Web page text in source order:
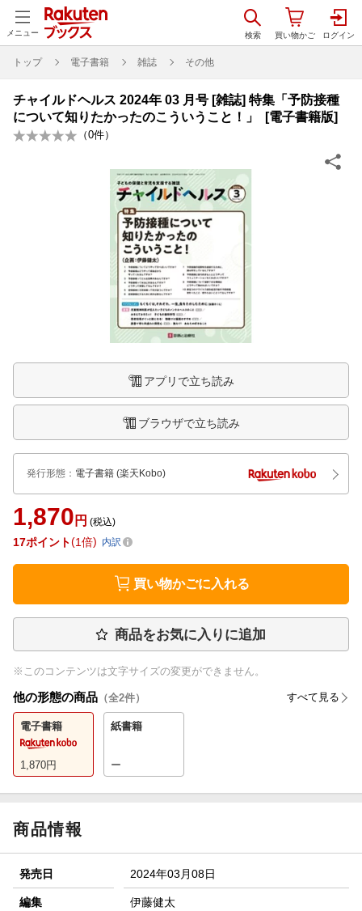
メニュー
トップ 電子書籍 雑誌 その他
チャイルドヘルス 2024年 03 月号 [雑誌] 特集「予防接種
について知りたかったのこういうこと！」 [電子書籍版]
（0件）
アプリで立ち読み
ブラウザで立ち読み
発行形態 ： 電子書籍 (楽天Kobo)
1,870 円 (税込)
17ポイント 1倍 内訳
買い物かごに入れる
商品をお気に入りに追加
※このコンテンツは文字サイズの変更ができません。
他の形態の商品 （全2件） すべて見る
電子書籍
1,870円
紙書籍
ー
商品情報
発売日 2024年03月08日
編集 伊藤健太